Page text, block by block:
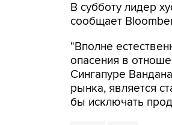
В субботу лидер
сообщает
"Вполне
опасения в
Сингапуре
рынка, является
бы исключать